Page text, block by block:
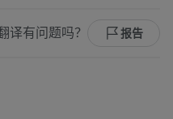
译有问题吗？ 报告